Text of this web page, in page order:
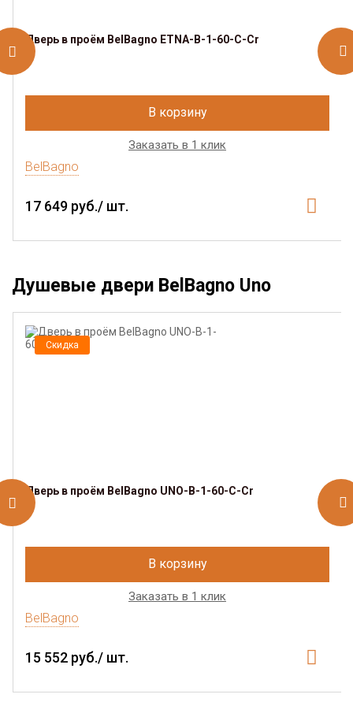
Дверь в проём BelBagno ETNA-B-1-60-C-Cr
В корзину
Заказать в 1 клик
BelBagno
17 649 руб./ шт.
Душевые двери BelBagno Uno
Скидка
Дверь в проём BelBagno UNO-B-1-60-C-Cr
В корзину
Заказать в 1 клик
BelBagno
15 552 руб./ шт.